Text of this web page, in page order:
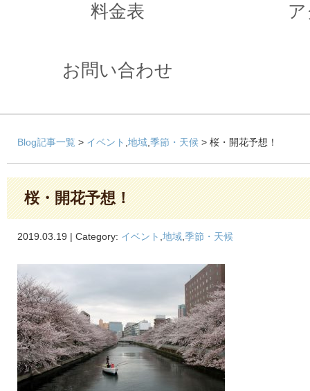
料金表
お問い合わせ
Blog記事一覧 > イベント 地域 季節・天候 > 桜・開花予想！
桜・開花予想！
2019.03.19 | Category: イベント 地域 季節・天候